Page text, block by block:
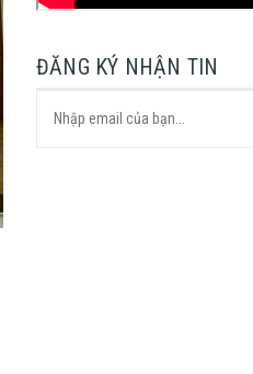
ĐĂNG KÝ NHẬN TIN